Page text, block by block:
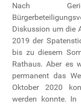
Nach
Diskussion um die
2019 der
bis zu diesem
Rathaus. Aber es
permanent das
Oktober 2020
werden konnte.